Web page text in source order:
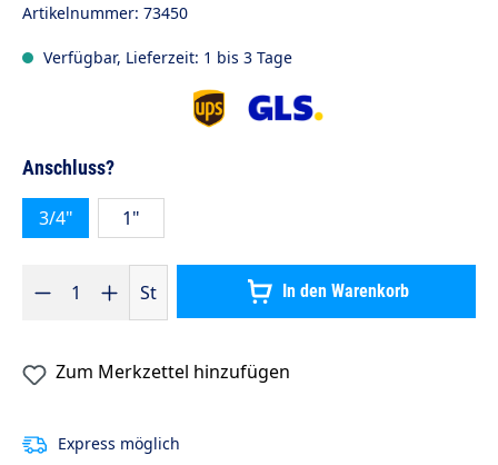
Artikelnummer: 73450
Verfügbar, Lieferzeit: 1 bis 3 Tage
Anschluss?auswählen
3/4" 1"
Produkt Anzahl: Gib den gewünschten Wert ein oder benutze
St In den Warenkorb
Zum Merkzettel hinzufügen
Express möglich